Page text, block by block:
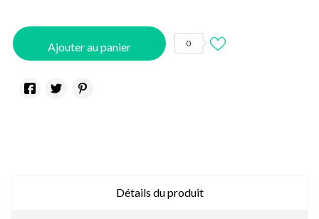
Ajouter au panier 0
Détails du produit